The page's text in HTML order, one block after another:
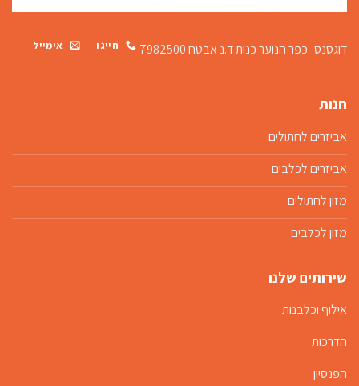
דוגסנס- כפר הנוער כנותד.נ אבטח 7982500 חייגו אימייל
חנות
אביזרים לחתולים
אביזרים לכלבים
מזון לחתולים
מזון לכלבים
שירותים שלנו
אילוף וכלבנות
הדרכות
הפנסיון